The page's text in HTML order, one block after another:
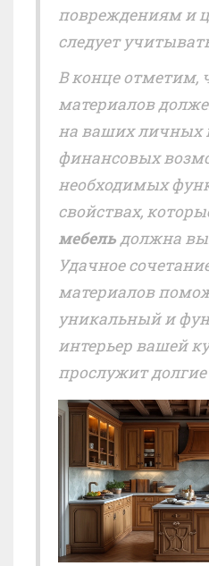
повреждениям и
следует
В конце отметим,
материалов
на ваших личных
финансовых
необходимых
свойствах,
мебельдолжна
Удачное
материалов
уникальный и
интерьер вашей
прослужит